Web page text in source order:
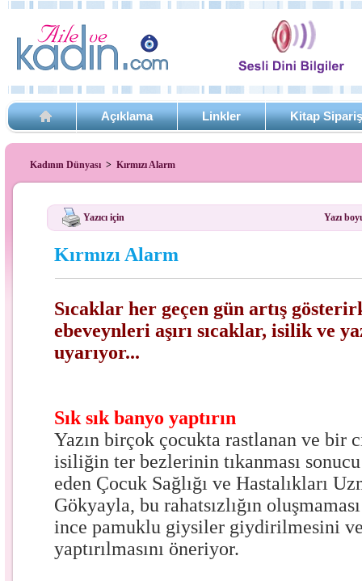
Açıklama Linkler Kitap
Kadının Dünyası > Kırmızı Alarm
Yazıcı için Yazı
Kırmızı Alarm
Sıcaklar her geçen gün artış
ebeveynleri aşırı sıcaklar, isilik ve
uyarıyor...
Sık sık banyo yaptırın
Yazın birçok çocukta rastlanan ve bir
isiliğin ter bezlerinin tıkanması
eden Çocuk Sağlığı ve Hastalıkları
Gökyayla, bu rahatsızlığın
ince pamuklu giysiler giydirilmesini ve
yaptırılmasını öneriyor.